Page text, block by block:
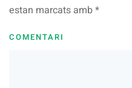
estan marcats amb*
COMENTARI